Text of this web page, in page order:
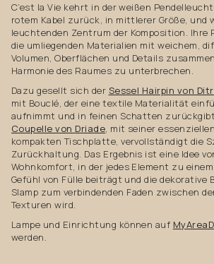
C’est la Vie kehrt in der weißen
rotem Kabel zurück, in mittlerer Größe, und
leuchtenden Zentrum der Komposition. Ihre
die umliegenden Materialien mit weichem,
Volumen, Oberflächen und Details
Harmonie des Raumes zu unterbrechen.
Dazu gesellt sich der Sessel Hairpin von
mit Bouclé, der eine textile Materialität
aufnimmt und in feinen Schatten
Coupelle von Driade, mit seiner
kompakten Tischplatte, vervollständigt die
Zurückhaltung. Das Ergebnis ist eine Idee
Wohnkomfort, in der jedes Element zu
Gefühl von Fülle beiträgt und die dekorative
Slamp zum verbindenden Faden zwischen
Texturen wird.
Lampe und Einrichtung können auf
werden.